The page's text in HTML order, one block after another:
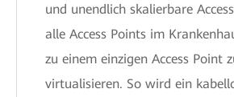
und unendlich skalierbare
alle Access Points im
zu einem einzigen Access Point
virtualisieren. So wird ein